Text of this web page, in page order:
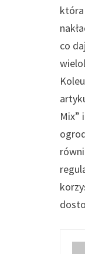
która
co
Mix”